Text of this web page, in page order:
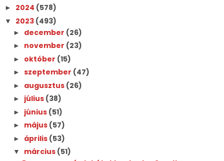
► 2024 (578)
▼ 2023 (493)
► december (26)
► november (23)
► október (15)
► szeptember (47)
► augusztus (26)
► július (38)
► június (51)
► május (57)
► április (53)
▼ március (51)